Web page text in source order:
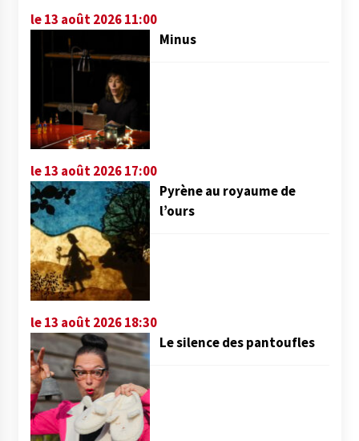
le 13 août 2026 11:00
Minus
le 13 août 2026 17:00
Pyrène au royaume de
l’ours
le 13 août 2026 18:30
Le silence des pantoufles